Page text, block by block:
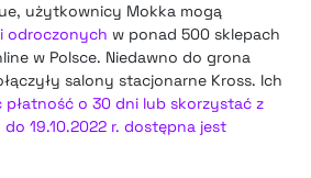
użytkownicy Mokka mogą
odroczonych w ponad 500 sklepach
w Polsce. Niedawno do grona
salony stacjonarne Kross. Ich
o 30 dni lub skorzystać z
19.10.2022 r. dostępna jest